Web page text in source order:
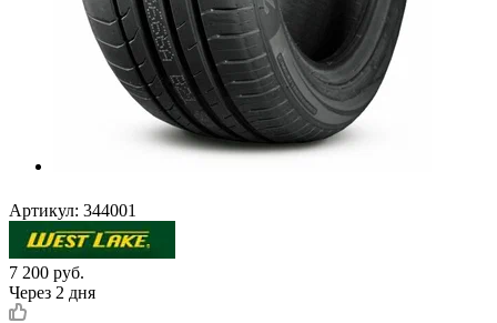
Артикул: 344001
7 200 руб.
Через 2 дня